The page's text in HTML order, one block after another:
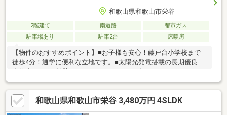
和歌山県和歌山市栄谷
2階建て 南道路
都市ガス
駐車場あり
駐車2台 床暖房
【物件のおすすめポイント】■お子様も安心！藤戸台小学校まで
徒歩4分！通学に便利な立地です。■太陽光発電搭載の長期優良認
貼りの施工につき、お手入れの手間を軽減します。■パナソニッ
クホームズ「CASART TERRA」採用、構造と設備仕様を備えた住
宅です。■南向き、約18帖LDKに床暖房を設置。■WIC・SIC＋全居
室収納、パントリーや階段下収納も確保です。■対面式キッチン
和歌山県和歌山市栄谷 3,480万円 4SLDK